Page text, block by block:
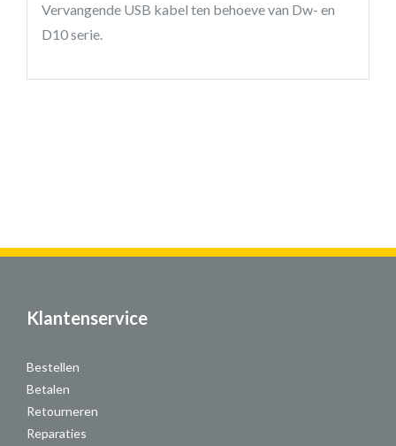
Vervangende USB kabel ten behoeve van Dw- en
D10 serie.
Klantenservice
Bestellen
Betalen
Retourneren
Reparaties